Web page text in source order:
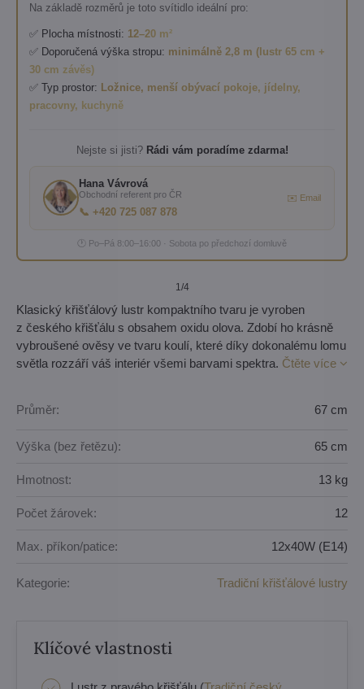
Na základě rozměrů je toto svítidlo ideální pro:
✅ Plocha místnosti: 12–20 m²
✅ Doporučená výška stropu: minimálně 2,8 m (lustr 65 cm +
30 cm závěs)
✅ Typ prostor: Ložnice, menší obývací pokoje, jídelny,
pracovny, kuchyně
Nejste si jisti? Rádi vám poradíme zdarma!
Hana Vávrová
Obchodní referent pro ČR
📞 +420 725 087 878
✉️ Email
🕐 Po–Pá 8:00–16:00 · Sobota po předchozí domluvě
1/4
Klasický křišťálový lustr kompaktního tvaru je vyroben
z českého křišťálu s obsahem oxidu olova. Zdobí ho krásně
vybroušené ověsy ve tvaru koulí, které díky dokonalému lomu
světla rozzáří váš interiér všemi barvami spektra. Čtěte více
Průměr: 67 cm
Výška (bez řetězu): 65 cm
Hmotnost: 13 kg
Počet žárovek: 12
Max. příkon/patice: 12x40W (E14)
Kategorie: Tradiční křišťálové lustry
Klíčové vlastnosti